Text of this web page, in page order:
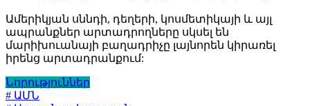
Ամերիկյան սննդի, դեղերի, կոսմետիկայի և այլ
ապրանքներ արտադրողները սկսել են
մարիխուանայի բաղադրիչը լայնորեն կիրառել
իրենց արտադրանքում:
Նորություններ
# ԱՄՆ